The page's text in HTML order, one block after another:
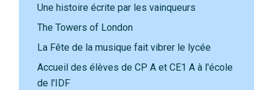
Une histoire écrite par les vainqueurs
The Towers of London
La Fête de la musique fait vibrer le lycée
Accueil des élèves de CP A et CE1 A à l'école
de l'IDF